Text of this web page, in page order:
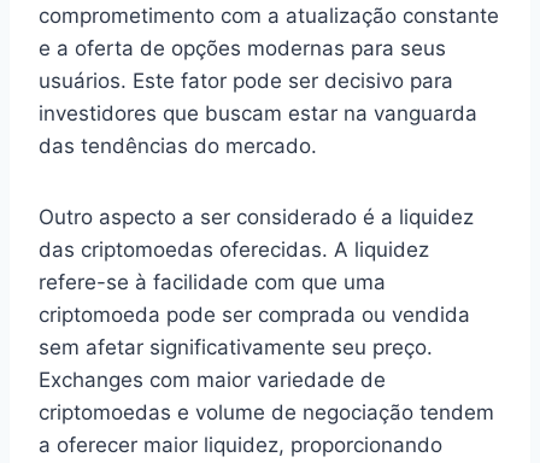
comprometimento com a atualização constante
e a oferta de opções modernas para seus
usuários. Este fator pode ser decisivo para
investidores que buscam estar na vanguarda
das tendências do mercado.
Outro aspecto a ser considerado é a liquidez
das criptomoedas oferecidas. A liquidez
refere-se à facilidade com que uma
criptomoeda pode ser comprada ou vendida
sem afetar significativamente seu preço.
Exchanges com maior variedade de
criptomoedas e volume de negociação tendem
a oferecer maior liquidez, proporcionando